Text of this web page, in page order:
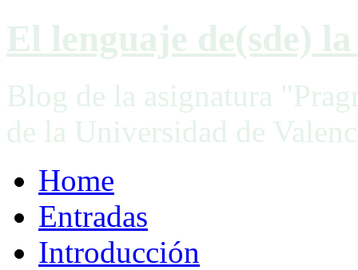
El lenguaje de(sde)
Blog de la asignatura
de la Universidad de
Home
Entradas
Introducción